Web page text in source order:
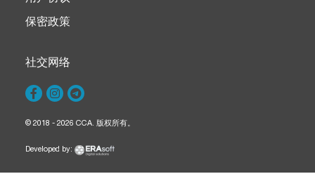
保密政策
社交网络
© 2018 - 2026 CCA. 版权所有。
Developed by: